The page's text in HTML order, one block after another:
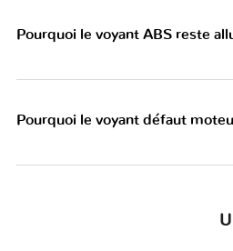
Pourquoi le voyant ABS reste
Pourquoi le voyant défaut